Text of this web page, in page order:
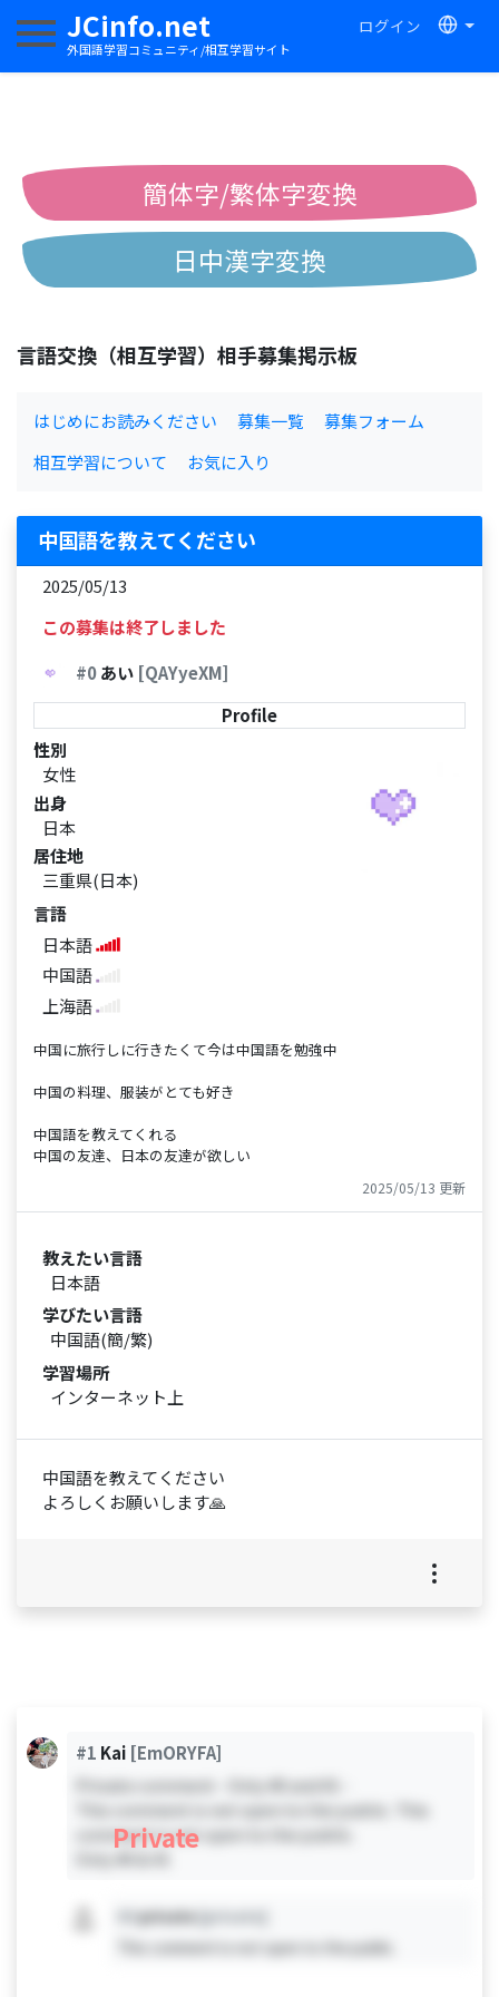
JCinfo.net
外国語学習コミュニティ/相互学習サイト
ログイン
ナビゲーションを切り替える
簡体字/繁体字変換
日中漢字変換
言語交換（相互学習）相手募集掲示板
はじめにお読みください 募集一覧
募集フォーム
相互学習について
お気に入り
中国語を教えてください
2025/05/13
この募集は終了しました
#0あい [QAYyeXM]
Profile
性別
女性
出身
日本
居住地
三重県(日本)
言語
日本語
中国語
上海語
中国に旅行しに行きたくて今は中国語を勉強中
中国の料理、服装がとても好き
中国語を教えてくれる
中国の友達、日本の友達が欲しい
2025/05/13 更新
教えたい言語
日本語
学びたい言語
中国語(簡/繁)
学習場所
インターネット上
中国語を教えてください
よろしくお願いします🙏
#1 Kai [EmORYFA]
Private comment - Only #0 and #1 -
This comment is not open to the public. This
comment is not open to the public.
Private
private [private]
This comment is not open to the public.